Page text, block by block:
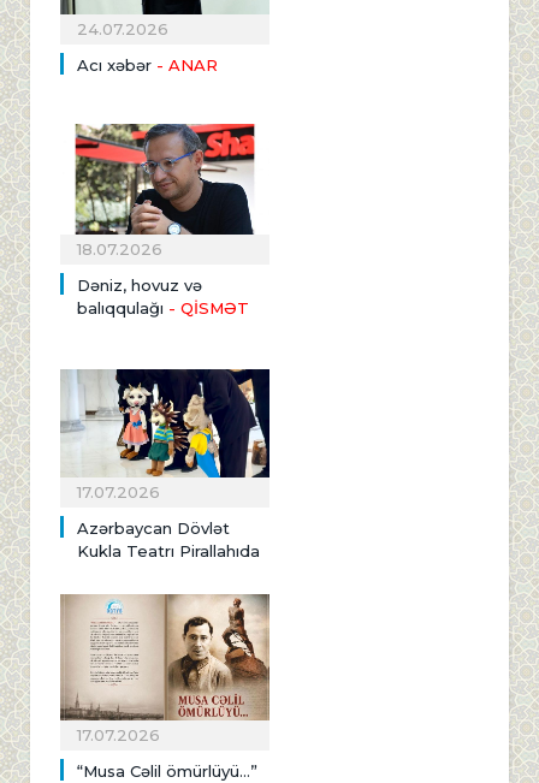
24.07.2026
Acı xəbər - ANAR
18.07.2026
Dəniz, hovuz və
balıqqulağı - QİSMƏT
17.07.2026
Azərbaycan Dövlət
Kukla Teatrı Pirallahıda
17.07.2026
“Musa Cəlil ömürlüyü…”